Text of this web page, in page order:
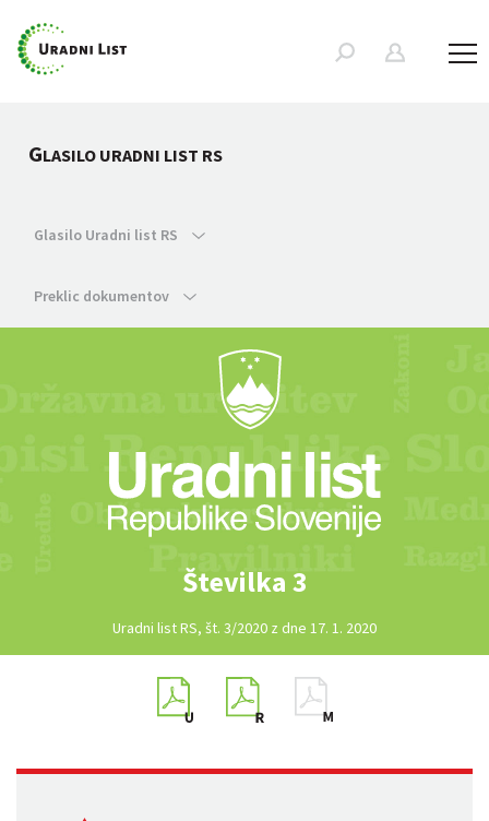
GLASILO URADNI LIST RS
Glasilo Uradni list RS
Preklic dokumentov
Številka 3
Uradni list RS, št. 3/2020 z dne 17. 1. 2020